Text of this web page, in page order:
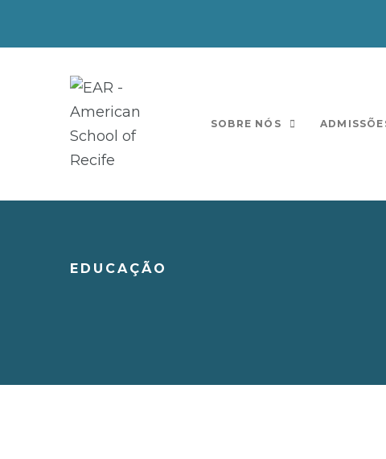
SOBRE NÓS
EDUCAÇÃO